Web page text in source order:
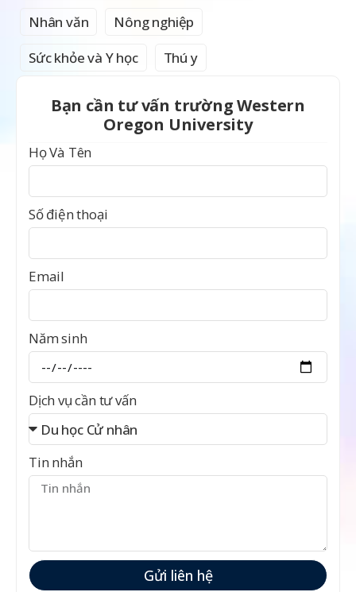
Nhân văn
Nông nghiệp
Sức khỏe và Y học
Thú y
Bạn cần tư vấn trường Western
Oregon University
Họ Và Tên
Số điện thoại
Email
Năm sinh
Dịch vụ cần tư vấn
Tin nhắn
Gửi liên hệ